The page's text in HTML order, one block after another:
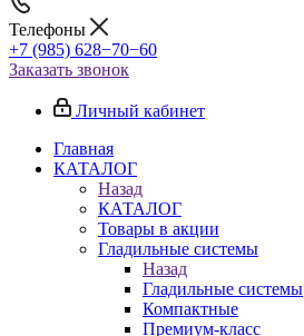
Телефоны
+7 (985) 628−70−60
Заказать звонок
Личный кабинет
Главная
КАТАЛОГ
Назад
КАТАЛОГ
Товары в акции
Гладильные системы
Назад
Гладильные системы
Компактные
Премиум-класс